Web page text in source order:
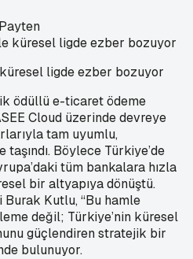
Payten
ligde ezber bozuyor
ödüllü e-ticaret ödeme
Cloud üzerinde devreye
tam uyumlu,
Böylece Türkiye’de
tüm bankalara hızla
bir altyapıya dönüştü.
Kutlu, “Bu hamle
değil; Türkiye’nin küresel
güçlendiren stratejik bir
bulunuyor.